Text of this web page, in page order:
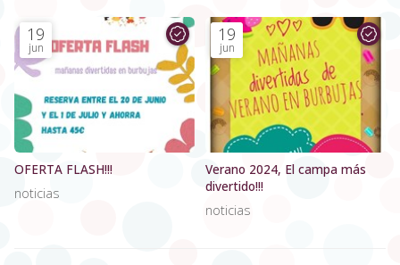
19
jun
OFERTA FLASH!!!
noticias
19
jun
Verano 2024, El campa más
divertido!!!
noticias